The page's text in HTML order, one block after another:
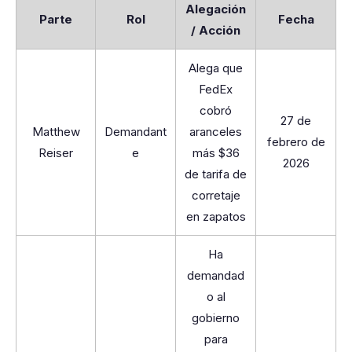
Parte Rol
Alegación
/ Acción
Fecha
Matthew
Reiser
Demandant
e
Alega que
FedEx
cobró
aranceles
más $36
de tarifa de
corretaje
en zapatos
27 de
febrero de
2026
Ha
demandad
o al
gobierno
para